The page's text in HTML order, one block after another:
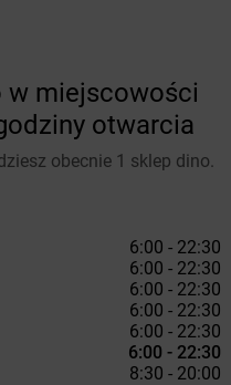
w miejscowości
otwarcia
obecnie 1 sklep dino.
6:00 - 22:30
6:00 - 22:30
6:00 - 22:30
6:00 - 22:30
6:00 - 22:30
6:00 - 22:30
8:30 - 20:00